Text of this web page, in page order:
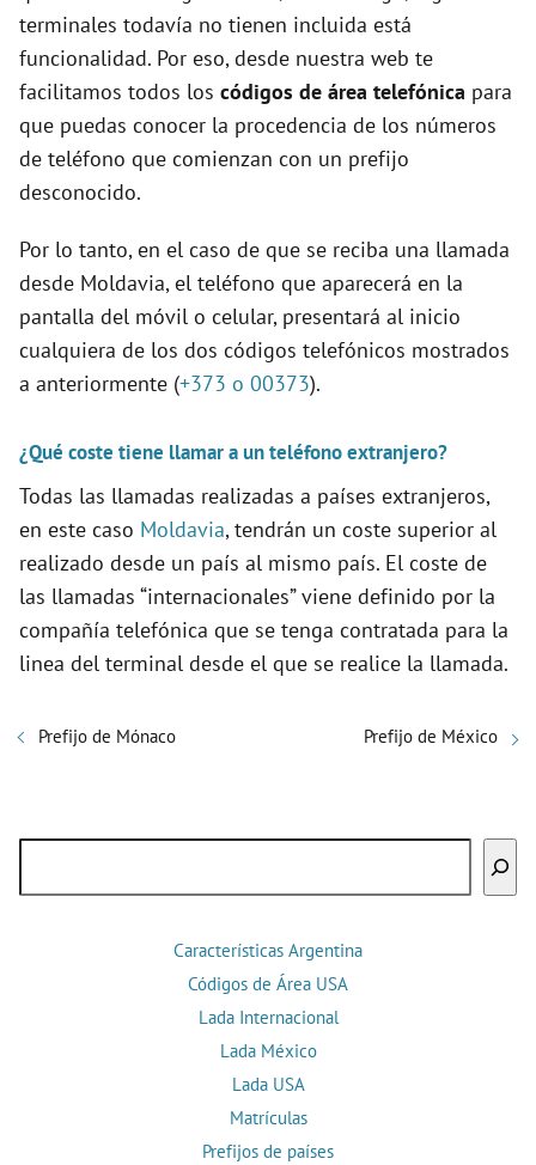
terminales todavía no tienen incluida está
funcionalidad. Por eso, desde nuestra web te
facilitamos todos los códigos de área telefónica para
que puedas conocer la procedencia de los números
de teléfono que comienzan con un prefijo
desconocido.
Por lo tanto, en el caso de que se reciba una llamada
desde Moldavia, el teléfono que aparecerá en la
pantalla del móvil o celular, presentará al inicio
cualquiera de los dos códigos telefónicos mostrados
a anteriormente (+373 o 00373).
¿Qué coste tiene llamar a un teléfono extranjero?
Todas las llamadas realizadas a países extranjeros,
en este caso Moldavia, tendrán un coste superior al
realizado desde un país al mismo país. El coste de
las llamadas “internacionales” viene definido por la
compañía telefónica que se tenga contratada para la
linea del terminal desde el que se realice la llamada.
Prefijo de Mónaco Prefijo de México
Características Argentina
Códigos de Área USA
Lada Internacional
Lada México
Lada USA
Matrículas
Prefijos de países